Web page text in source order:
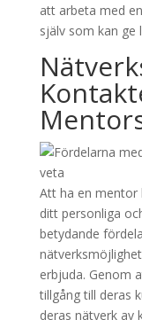
att arbeta med
själv som kan ge
Att ha en mentor
ditt personliga
betydande
erbjuda. Genom
tillgång till deras
deras nätverk av